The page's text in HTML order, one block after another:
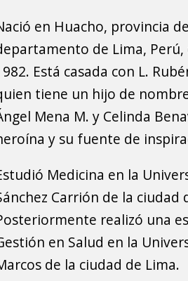
en Huacho, provincia
de Lima, Perú,
Está casada con L.
tiene un hijo de
Mena M. y Celinda
y su fuente de
Medicina en la
Carrión de la ciudad
realizó una
en Salud en la
de la ciudad de Lima.